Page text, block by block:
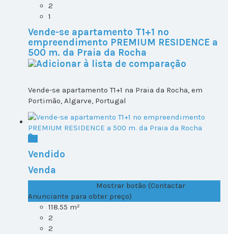
2
1
Vende-se apartamento T1+1 no
empreendimento PREMIUM RESIDENCE a
500 m. da Praia da Rocha
Vende-se apartamento T1+1 na Praia da Rocha, em
Portimão, Algarve, Portugal
Vendido
Venda
Mostrar botão (Contactar
Anunciante para obter preço)
118.55 m²
2
2